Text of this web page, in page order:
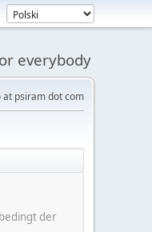
everybody
at psiram dot com
der